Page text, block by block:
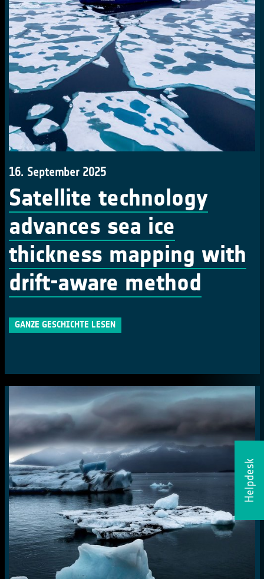
Helpdesk
16. September 2025
Satellite technology
advances sea ice
thickness mapping with
drift-aware method
GANZE GESCHICHTE LESEN